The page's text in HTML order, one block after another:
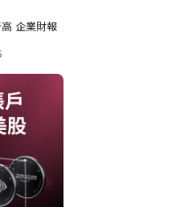
企業財報